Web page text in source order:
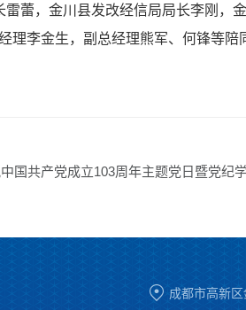
蕾，金川县发改经信局局长李刚，金
理李金生，副总经理熊军、何锋等陪
国共产党成立103周年主题党日暨党纪
 成都市高新